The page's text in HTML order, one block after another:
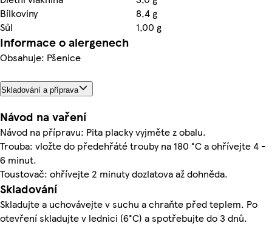
Bílkoviny
8,4 g
Sůl
1,00 g
Informace o alergenech
Obsahuje: Pšenice
Skladování a příprava
Návod na vaření
Návod na přípravu: Pita placky vyjměte z obalu.
Trouba: vložte do předehřáté trouby na 180 °C a ohřívejte 4 -
6 minut.
Toustovač: ohřívejte 2 minuty dozlatova až dohněda.
Skladování
Skladujte a uchovávejte v suchu a chraňte před teplem. Po
otevření skladujte v lednici (6°C) a spotřebujte do 3 dnů.